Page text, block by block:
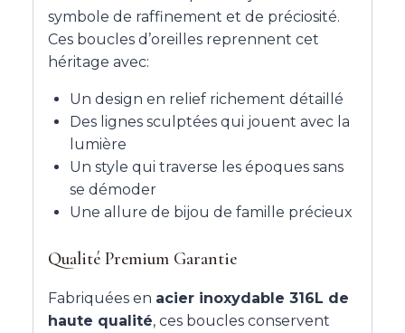
symbole de raffinement et de préciosité.
Ces boucles d’oreilles reprennent cet
héritage avec:
Un design en relief richement détaillé
Des lignes sculptées qui jouent avec la
lumière
Un style qui traverse les époques sans
se démoder
Une allure de bijou de famille précieux
Qualité Premium Garantie
Fabriquées en acier inoxydable 316L de
haute qualité, ces boucles conservent